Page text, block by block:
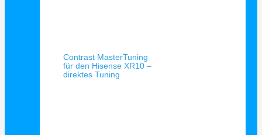
Contrast MasterTuning
für den Hisense XR10 –
direktes Tuning